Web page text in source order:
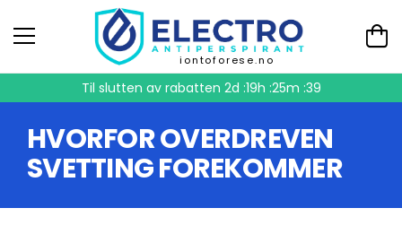
iontoforese.no
Til slutten av rabatten 2d :19h :25m :39
HVORFOR OVERDREVEN
SVETTING FOREKOMMER